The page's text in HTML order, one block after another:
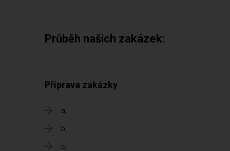
Průběh našich zakázek:
Příprava zakázky
a
b
c